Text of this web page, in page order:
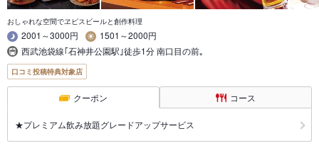
おしゃれな空間でヱビスビールと創作料理
2001～3000円
1501～2000円
西武池袋線｢石神井公園駅｣徒歩1分 南口目の前｡
口コミ投稿特典対象店
クーポン コース
★プレミアム飲み放題グレードアップサービス